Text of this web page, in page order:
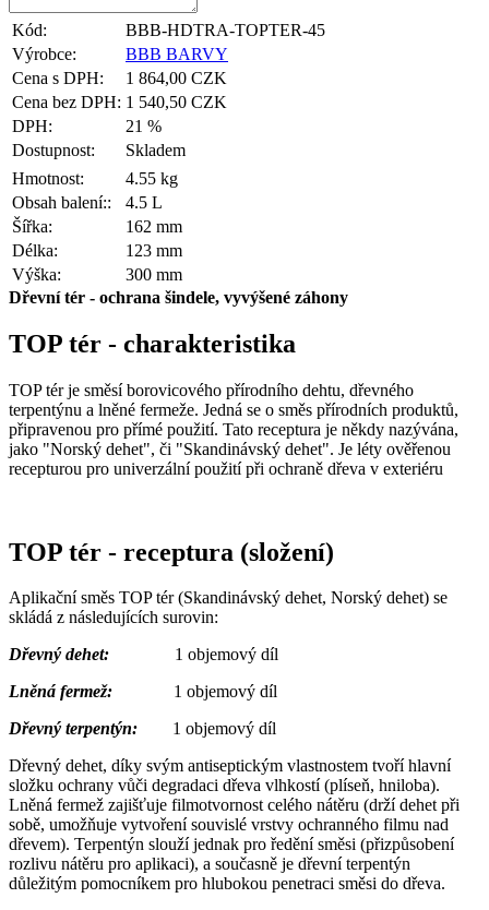
Kód:
BBB-HDTRA-TOPTER-45
Výrobce:
BBB BARVY
Cena s DPH:
1 864,00 CZK
Cena bez DPH: 1 540,50 CZK
DPH:
21 %
Dostupnost:
Skladem
Hmotnost:
4.55 kg
Obsah balení::
4.5 L
Šířka:
162 mm
Délka:
123 mm
Výška:
300 mm
Dřevní tér - ochrana šindele, vyvýšené záhony
TOP tér - charakteristika
TOP tér je směsí borovicového přírodního dehtu, dřevného
terpentýnu a lněné fermeže. Jedná se o směs přírodních produktů,
připravenou pro přímé použití. Tato receptura je někdy nazývána,
jako "Norský dehet", či "Skandinávský dehet". Je léty ověřenou
recepturou pro univerzální použití při ochraně dřeva v exteriéru
TOP tér - receptura (složení)
Aplikační směs TOP tér (Skandinávský dehet, Norský dehet) se
skládá z následujících surovin:
Dřevný dehet: 1 objemový díl
Lněná fermež: 1 objemový díl
Dřevný terpentýn:
1 objemový díl
Dřevný dehet, díky svým antiseptickým vlastnostem tvoří hlavní
složku ochrany vůči degradaci dřeva vlhkostí (plíseň, hniloba).
Lněná fermež zajišťuje filmotvornost celého nátěru (drží dehet při
sobě, umožňuje vytvoření souvislé vrstvy ochranného filmu nad
dřevem). Terpentýn slouží jednak pro ředění směsi (přizpůsobení
rozlivu nátěru pro aplikaci), a současně je dřevní terpentýn
důležitým pomocníkem pro hlubokou penetraci směsi do dřeva.